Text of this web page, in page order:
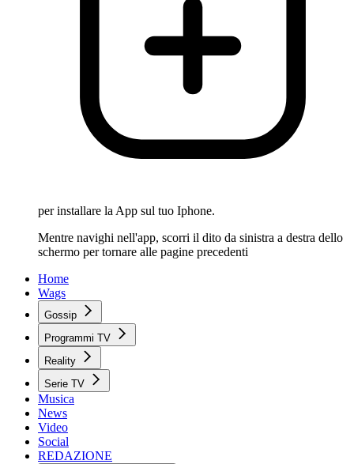
per installare la App sul tuo Iphone.
Mentre navighi nell'app, scorri il dito da sinistra a destra dello
schermo per tornare alle pagine precedenti
Home
Wags
Gossip
Programmi TV
Reality
Serie TV
Musica
News
Video
Social
REDAZIONE